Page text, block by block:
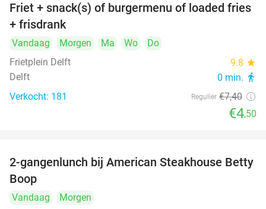
39%
Friet + snack(s) of burgermenu of loaded fries
+ frisdrank
Vandaag Morgen Ma Wo
Do
Frietplein Delft
9.8 star
Delft 0 min. directions_walk
Verkocht: 181 Regulier €7,40
€4,50
40%
2-gangenlunch bij American Steakhouse Betty
Boop
Vandaag
Morgen